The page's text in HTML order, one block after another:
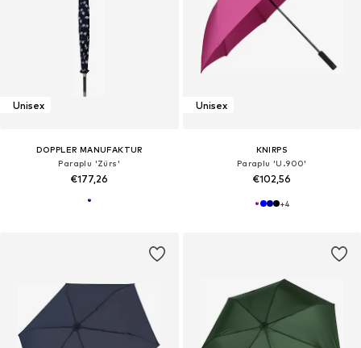
Unisex
DOPPLER MANUFAKTUR
Paraplu 'Zürs'
€177,26
Unisex
KNIRPS
Paraplu 'U.900'
€102,56
+4